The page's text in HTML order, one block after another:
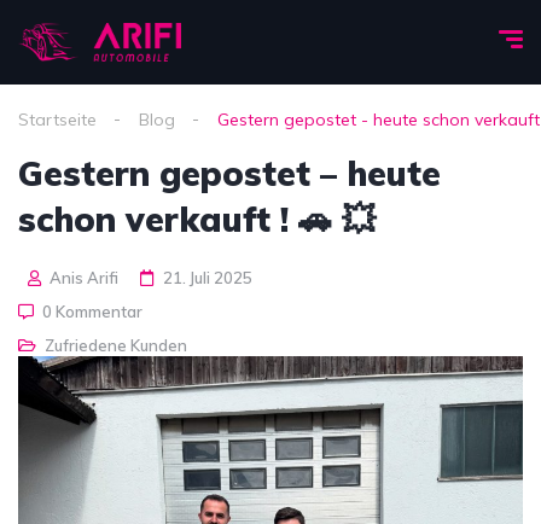
Startseite Blog Gestern gepostet - heute schon verkauft
Gestern gepostet – heute
schon verkauft ! 🚗 💥
Anis Arifi
21. Juli 2025
0 Kommentar
Zufriedene Kunden